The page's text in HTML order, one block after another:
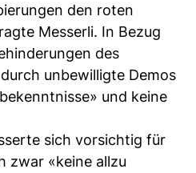
den roten
Messerli. In Bezug
des
unbewilligte Demos
und keine
sich vorsichtig für
zwar «keine allzu